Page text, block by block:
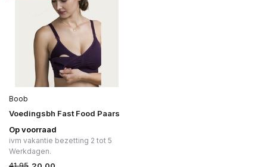
Boob
Voedingsbh Fast Food Paars
Op voorraad
ivm vakantie bezetting 2 tot 5
Werkdagen.